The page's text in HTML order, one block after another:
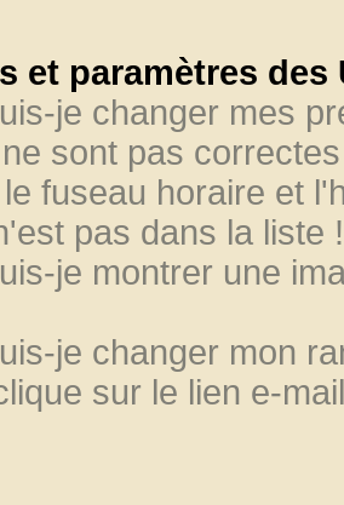
et paramètres
je changer mes
sont pas
fuseau horaire et
pas dans la liste !
je montrer une
je changer mon
sur le lien e-